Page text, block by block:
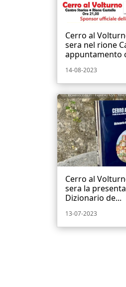
Cerro al
sera nel rione
appuntamento
14-08-2023
Cerro al
sera la
Dizionario de...
13-07-2023